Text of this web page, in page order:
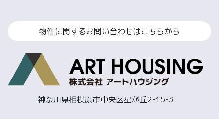
物件に関するお問い合わせはこちらから
神奈川県相模原市中央区星が丘2-15-3